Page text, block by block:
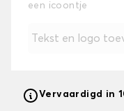
een icoontje
Tekst en logo
Vervaardigd in